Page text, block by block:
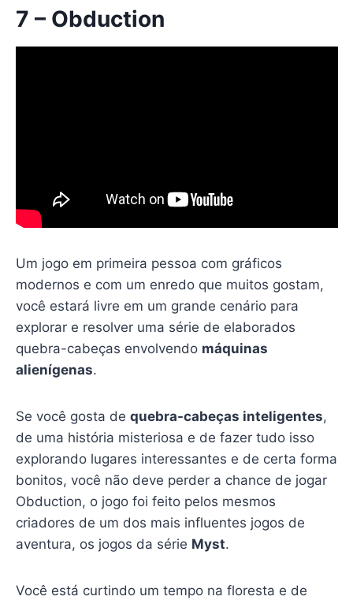
7 – Obduction
Um jogo em primeira pessoa com gráficos
modernos e com um enredo que muitos gostam,
você estará livre em um grande cenário para
explorar e resolver uma série de elaborados
quebra-cabeças envolvendo máquinas
alienígenas.
Se você gosta de quebra-cabeças inteligentes,
de uma história misteriosa e de fazer tudo isso
explorando lugares interessantes e de certa forma
bonitos, você não deve perder a chance de jogar
Obduction, o jogo foi feito pelos mesmos
criadores de um dos mais influentes jogos de
aventura, os jogos da série Myst.
Você está curtindo um tempo na floresta e de